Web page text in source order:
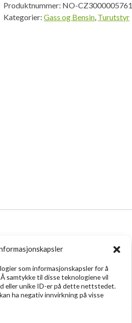
som informasjonskapsler for å
samtykke til disse teknologiene vil
eller unike ID-er på dette nettstedet.
ha negativ innvirkning på visse
Produktnummer: NO-CZ3000005761
Kategorier:Gass og Bensin, Turutstyr